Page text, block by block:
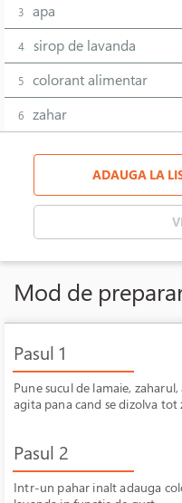
3 apa
4 sirop de lavanda
5 colorant alimentar
6 zahar
ADAUGA LA
Mod de
Pasul 1
Pune sucul de lamaie,
agita pana cand se dizolva tot
Pasul 2
Intr-un pahar inalt adauga